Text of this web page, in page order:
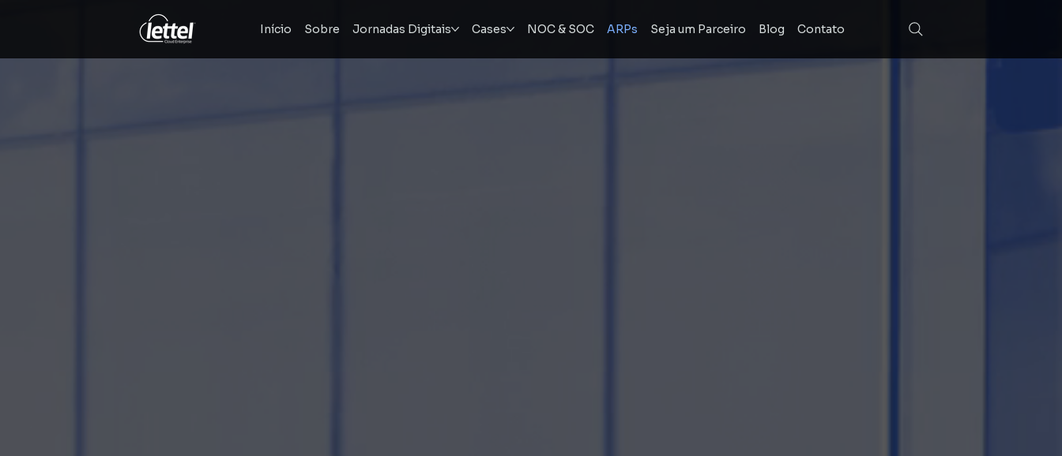
Início Sobre Jornadas Digitais Cases NOC & SOC ARPs Seja um Parceiro Blog Contato